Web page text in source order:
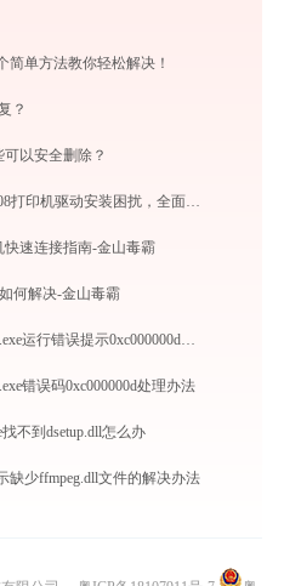
简单方法教你轻松解决！
？
可以安全删除？
完美解决惠普laser_1003_1008打印机驱动安装困扰，全面下载安装教程
快速连接指南-金山毒霸
何解决-金山毒霸
税控发票开票 MainExecuteS.exe运行错误提示0xc000000d的解决办法
错误码0xc000000d处理办法
不到dsetup.dll怎么办
缺少ffmpeg.dll文件的解决办法